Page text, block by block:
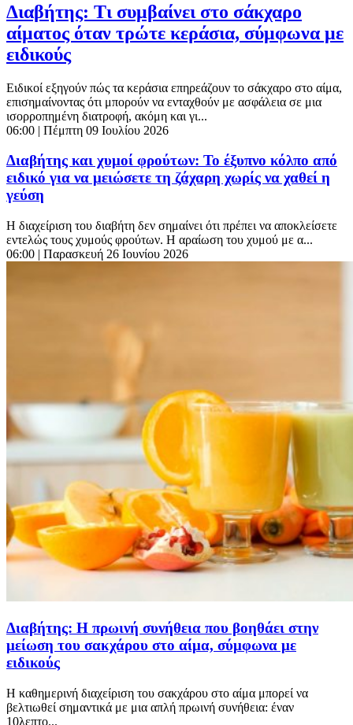
Διαβήτης: Τι συμβαίνει στο σάκχαρο
αίματος όταν τρώτε κεράσια, σύμφωνα με
ειδικούς
Ειδικοί εξηγούν πώς τα κεράσια επηρεάζουν το σάκχαρο στο αίμα,
επισημαίνοντας ότι μπορούν να ενταχθούν με ασφάλεια σε μια
ισορροπημένη διατροφή, ακόμη και γι...
06:00 | Πέμπτη 09 Ιουλίου 2026
Διαβήτης και χυμοί φρούτων: Το έξυπνο κόλπο από
ειδικό για να μειώσετε τη ζάχαρη χωρίς να χαθεί η
γεύση
Η διαχείριση του διαβήτη δεν σημαίνει ότι πρέπει να αποκλείσετε
εντελώς τους χυμούς φρούτων. Η αραίωση του χυμού με α...
06:00 | Παρασκευή 26 Ιουνίου 2026
Διαβήτης: Η πρωινή συνήθεια που βοηθάει στην
μείωση του σακχάρου στο αίμα, σύμφωνα με
ειδικούς
Η καθημερινή διαχείριση του σακχάρου στο αίμα μπορεί να
βελτιωθεί σημαντικά με μια απλή πρωινή συνήθεια: έναν
10λεπτο...